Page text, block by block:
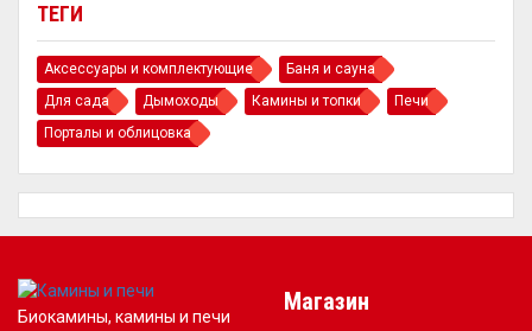
ТЕГИ
Аксессуары и комплектующие
Баня и сауна
Для сада
Дымоходы Камины и топки
Печи
Порталы и облицовка
Биокамины, камины и печи
Магазин